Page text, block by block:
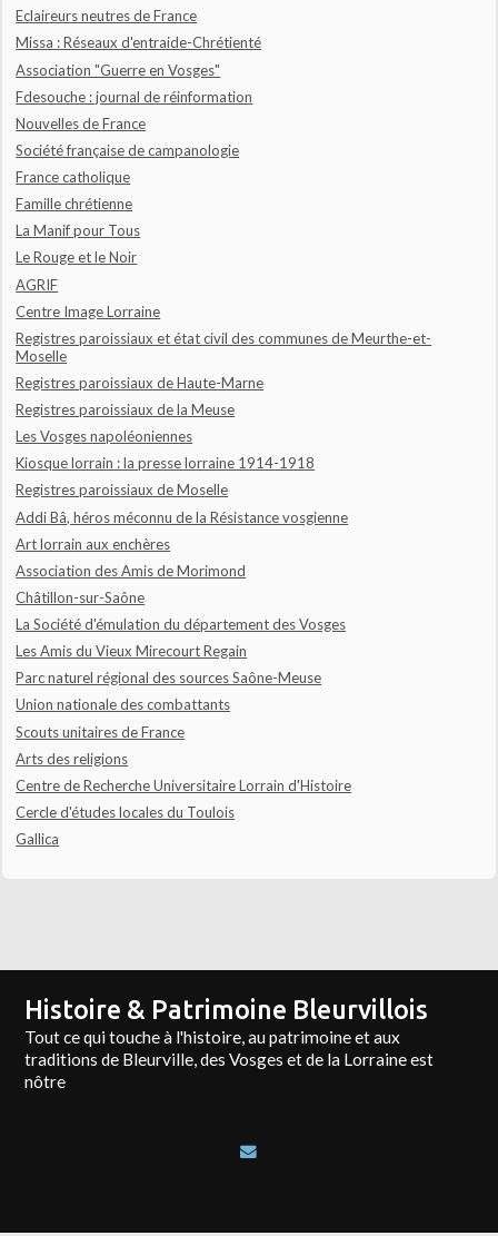
Eclaireurs neutres de France
Missa : Réseaux d'entraide-Chrétienté
Association "Guerre en Vosges"
Fdesouche : journal de réinformation
Nouvelles de France
Société française de campanologie
France catholique
Famille chrétienne
La Manif pour Tous
Le Rouge et le Noir
AGRIF
Centre Image Lorraine
Registres paroissiaux et état civil des communes de Meurthe-et-
Moselle
Registres paroissiaux de Haute-Marne
Registres paroissiaux de la Meuse
Les Vosges napoléoniennes
Kiosque lorrain : la presse lorraine 1914-1918
Registres paroissiaux de Moselle
Addi Bâ, héros méconnu de la Résistance vosgienne
Art lorrain aux enchères
Association des Amis de Morimond
Châtillon-sur-Saône
La Société d'émulation du département des Vosges
Les Amis du Vieux Mirecourt Regain
Parc naturel régional des sources Saône-Meuse
Union nationale des combattants
Scouts unitaires de France
Arts des religions
Centre de Recherche Universitaire Lorrain d'Histoire
Cercle d'études locales du Toulois
Gallica
Histoire & Patrimoine Bleurvillois
Tout ce qui touche à l'histoire, au patrimoine et aux
traditions de Bleurville, des Vosges et de la Lorraine est
nôtre